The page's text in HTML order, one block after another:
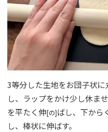
3等分した生地をお団子状
し、ラップをかけ少し休ま
を平たく伸[の]ばし、下から
し、棒状に伸ばす。